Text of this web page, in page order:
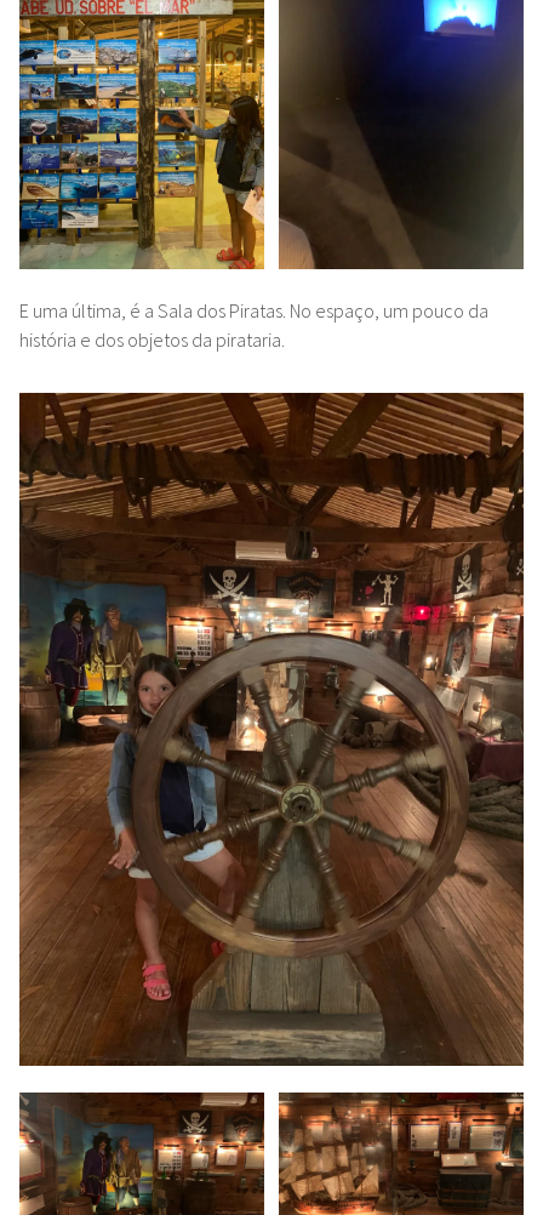
E uma última, é a Sala dos Piratas. No espaço, um pouco da
história e dos objetos da pirataria.